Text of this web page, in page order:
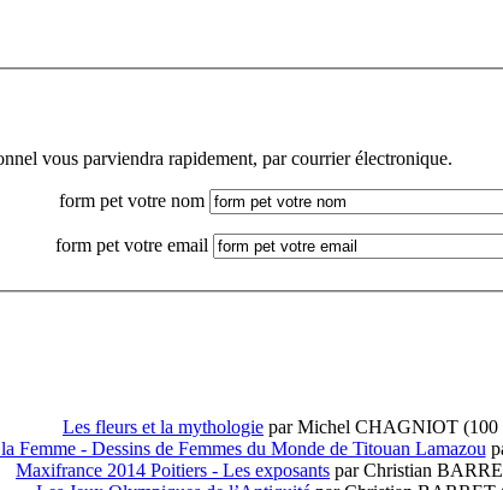
vous parviendra rapidement, par courrier électronique.
form pet votre nom
form pet votre email
Les fleurs et la mythologie par Michel CHAGNIOT (100
Femme - Dessins de Femmes du Monde de Titouan Lamazou
Maxifrance 2014 Poitiers - Les exposants par Christian